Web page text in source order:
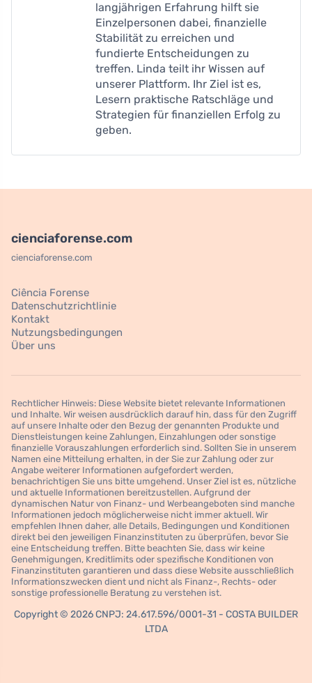
langjährigen Erfahrung hilft sie
Einzelpersonen dabei, finanzielle
Stabilität zu erreichen und
fundierte Entscheidungen zu
treffen. Linda teilt ihr Wissen auf
unserer Plattform. Ihr Ziel ist es,
Lesern praktische Ratschläge und
Strategien für finanziellen Erfolg zu
geben.
cienciaforense.com
cienciaforense.com
Ciência Forense
Datenschutzrichtlinie
Kontakt
Nutzungsbedingungen
Über uns
Rechtlicher Hinweis: Diese Website bietet relevante Informationen
und Inhalte. Wir weisen ausdrücklich darauf hin, dass für den Zugriff
auf unsere Inhalte oder den Bezug der genannten Produkte und
Dienstleistungen keine Zahlungen, Einzahlungen oder sonstige
finanzielle Vorauszahlungen erforderlich sind. Sollten Sie in unserem
Namen eine Mitteilung erhalten, in der Sie zur Zahlung oder zur
Angabe weiterer Informationen aufgefordert werden,
benachrichtigen Sie uns bitte umgehend. Unser Ziel ist es, nützliche
und aktuelle Informationen bereitzustellen. Aufgrund der
dynamischen Natur von Finanz- und Werbeangeboten sind manche
Informationen jedoch möglicherweise nicht immer aktuell. Wir
empfehlen Ihnen daher, alle Details, Bedingungen und Konditionen
direkt bei den jeweiligen Finanzinstituten zu überprüfen, bevor Sie
eine Entscheidung treffen. Bitte beachten Sie, dass wir keine
Genehmigungen, Kreditlimits oder spezifische Konditionen von
Finanzinstituten garantieren und dass diese Website ausschließlich
Informationszwecken dient und nicht als Finanz-, Rechts- oder
sonstige professionelle Beratung zu verstehen ist.
Copyright © 2026 CNPJ: 24.617.596/0001-31 - COSTA BUILDER
LTDA